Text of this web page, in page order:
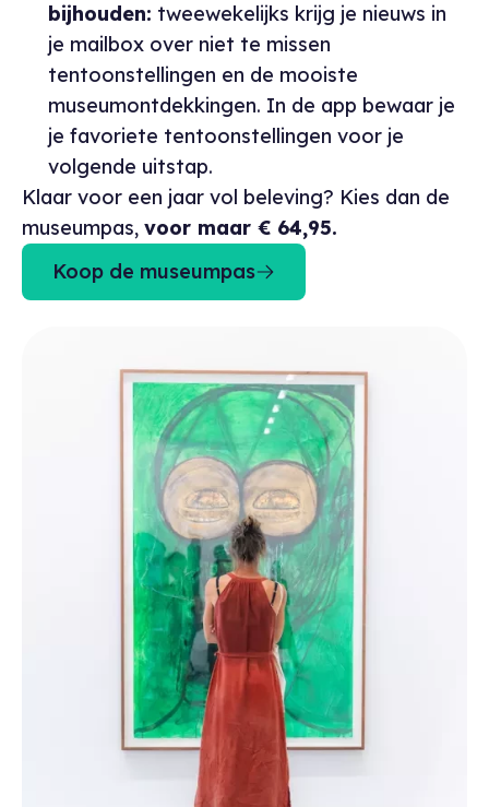
bijhouden: tweewekelijks krijg je nieuws in
je mailbox over niet te missen
tentoonstellingen en de mooiste
museumontdekkingen. In de app bewaar je
je favoriete tentoonstellingen voor je
volgende uitstap.
Klaar voor een jaar vol beleving? Kies dan de
museumpas, voor maar € 64,95.
Koop de museumpas